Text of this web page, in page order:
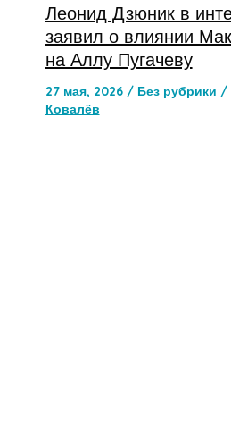
Леонид Дзюник в
заявил о влиянии
на Аллу Пугачеву
27 мая, 2026 / Без рубрики /
Ковалёв